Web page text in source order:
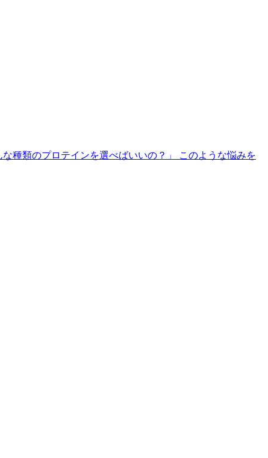
種類のプロテインを選べばいいの？」 このような悩みを